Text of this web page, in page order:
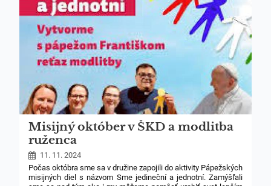
Misijný október v ŠKD a modlitba
ruženca
11. 11. 2024
Počas októbra sme sa v družine zapojili do aktivity Pápežských
misijných diel s názvom Sme jedineční a jednotní. Zamýšľali